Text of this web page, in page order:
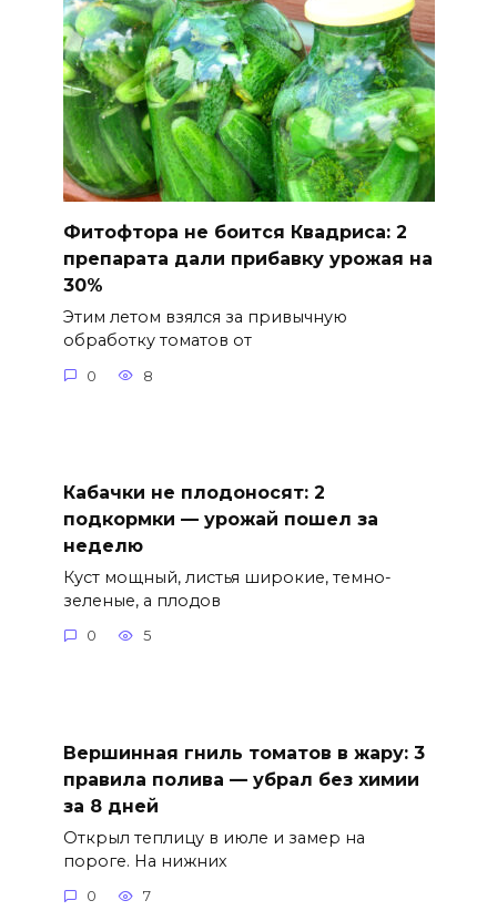
Фитофтора не боится Квадриса: 2
препарата дали прибавку урожая на
30%
Этим летом взялся за привычную
обработку томатов от
0 8
Кабачки не плодоносят: 2
подкормки — урожай пошел за
неделю
Куст мощный, листья широкие, темно-
зеленые, а плодов
0 5
Вершинная гниль томатов в жару: 3
правила полива — убрал без химии
за 8 дней
Открыл теплицу в июле и замер на
пороге. На нижних
0 7